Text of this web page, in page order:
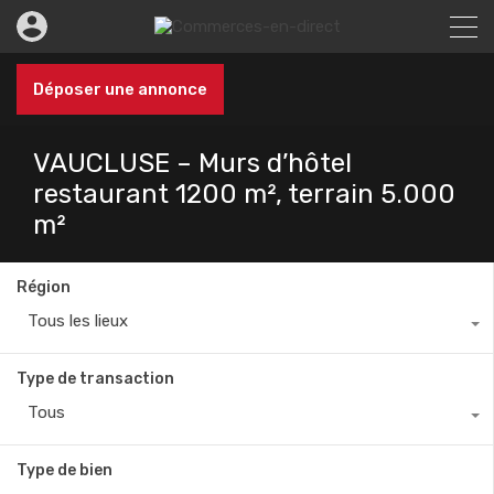
Déposer une annonce
VAUCLUSE – Murs d’hôtel
restaurant 1200 m², terrain 5.000
m²
Région
Tous les lieux
Type de transaction
Tous
Type de bien